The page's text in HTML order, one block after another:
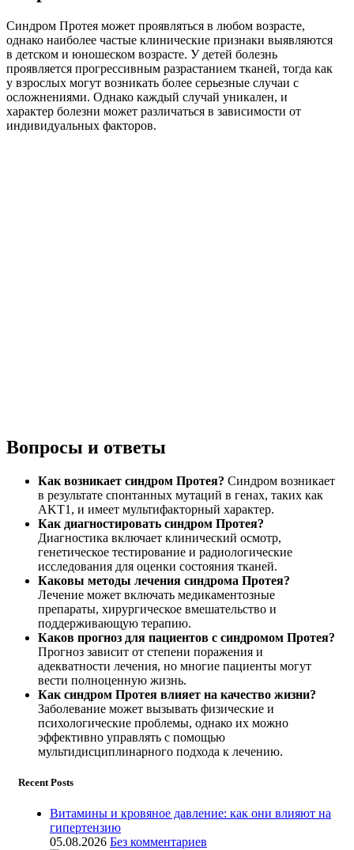
Синдром Протея может проявляться в любом возрасте,
однако наиболее частые клинические признаки выявляются
в детском и юношеском возрасте. У детей болезнь
проявляется прогрессивным разрастанием тканей, тогда как
у взрослых могут возникать более серьезные случаи с
осложнениями. Однако каждый случай уникален, и
характер болезни может различаться в зависимости от
индивидуальных факторов.
Вопросы и ответы
Как возникает синдром Протея? Синдром возникает
в результате спонтанных мутаций в генах, таких как
AKT1, и имеет мультифакторный характер.
Как диагностировать синдром Протея?
Диагностика включает клинический осмотр,
генетическое тестирование и радиологические
исследования для оценки состояния тканей.
Каковы методы лечения синдрома Протея?
Лечение может включать медикаментозные
препараты, хирургическое вмешательство и
поддерживающую терапию.
Каков прогноз для пациентов с синдромом Протея?
Прогноз зависит от степени поражения и
адекватности лечения, но многие пациенты могут
вести полноценную жизнь.
Как синдром Протея влияет на качество жизни?
Заболевание может вызывать физические и
психологические проблемы, однако их можно
эффективно управлять с помощью
мультидисциплинарного подхода к лечению.
Recent Posts
Витамины и кровяное давление: как они влияют на
гипертензию
05.08.2026 Без комментариев